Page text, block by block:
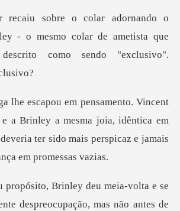
- o mesmo colar de ametista que
a Brinley a mesma joia, idêntica em
ter
despreocupação, mas não antes de